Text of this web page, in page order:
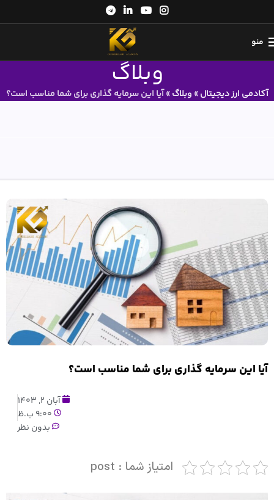
منو
وبلاگ
آکادمی ارز دیجیتال» وبلاگ»آیا این سرمایه گذاری برای شما مناسب است؟
آیا این سرمایه گذاری برای شما مناسب است؟
آبان 2, 1403
9:00 ب.ظ
بدون نظر
امتیاز شما : post